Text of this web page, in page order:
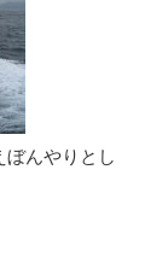
ぼんやりとし